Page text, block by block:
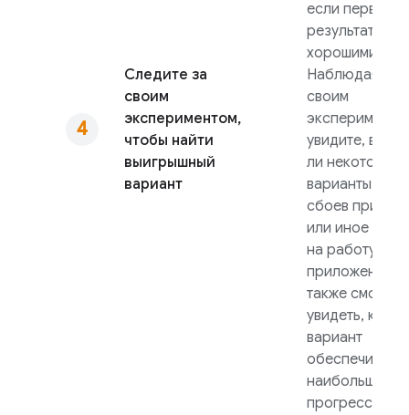
Следите за
своим
экспериментом,
чтобы найти
выигрышный
вариант
если первые
результаты
хорошими.
Наблюдая за
своим
увидите,
ли некоторые
варианты
сбоев
или иное
на работу
приложения, а
также сможете
увидеть, какой
вариант
обеспечивает
наибольший
прогресс в